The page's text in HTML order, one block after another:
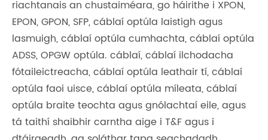
riachtanais an chustaiméara, go háirithe i XPON,
EPON, GPON, SFP, cáblaí optúla laistigh agus
lasmuigh, cáblaí optúla cumhachta, cáblaí optúla
ADSS, OPGW optúla. cáblaí, cáblaí ilchodacha
fótaileictreacha, cáblaí optúla leathair tí, cáblaí
optúla faoi uisce, cáblaí optúla míleata, cáblaí
optúla braite teochta agus gnólachtaí eile, agus
tá taithí shaibhir carntha aige i T&F agus i